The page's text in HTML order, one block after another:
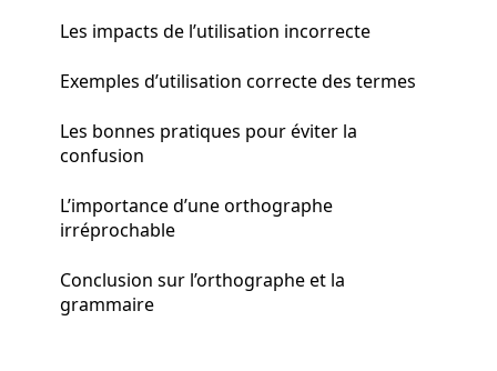
Les impacts de l’utilisation incorrecte
Exemples d’utilisation correcte des termes
Les bonnes pratiques pour éviter la
confusion
L’importance d’une orthographe
irréprochable
Conclusion sur l’orthographe et la
grammaire